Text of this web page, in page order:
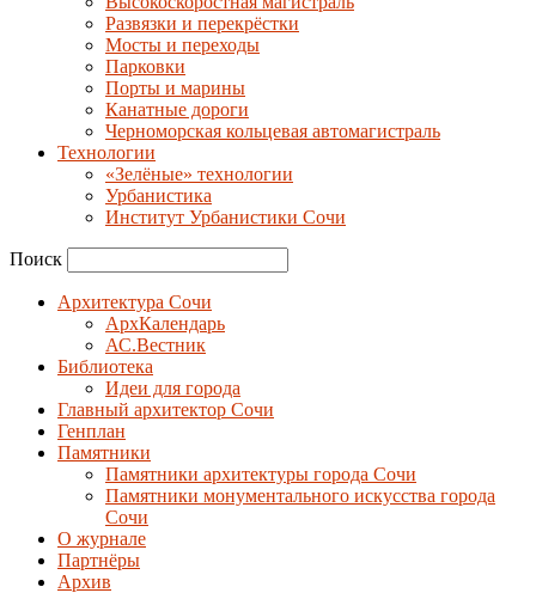
Развязки и перекрёстки
Мосты и переходы
Парковки
Порты и марины
Канатные дороги
Черноморская кольцевая автомагистраль
Технологии
«Зелёные» технологии
Урбанистика
Институт Урбанистики Сочи
Поиск
Архитектура Сочи
АрхКалендарь
АС.Вестник
Библиотека
Идеи для города
Главный архитектор Сочи
Генплан
Памятники
Памятники архитектуры города Сочи
Памятники монументального искусства города
Сочи
О журнале
Партнёры
Архив